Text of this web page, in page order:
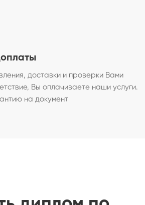
доставки и проверки Вами
Вы оплачиваете наши услуги.
на документ